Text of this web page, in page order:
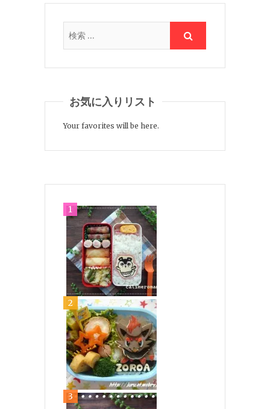
お気に入りリスト
Your favorites will be here.